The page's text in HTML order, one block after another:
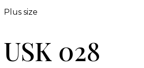
Plus size
USK 028